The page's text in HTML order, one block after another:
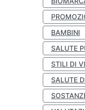
BAMBINI
SALUTE
STILI DI
SALUTE